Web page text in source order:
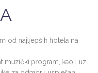
od najljepših hotela na
muzički program, kao i uz